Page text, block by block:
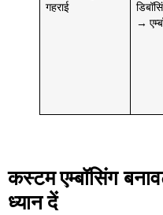
गहराई
→
कस्टम एम्बॉसिंग
ध्यान दें